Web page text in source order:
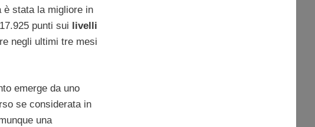
è stata la migliore in
punti sui livelli
negli ultimi tre mesi
emerge da uno
se considerata in
una